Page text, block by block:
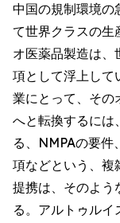
中国の規制環境の
て世界クラスの生
オ医薬品製造は、
項として浮上して
業にとって、その
へと転換するには
る、NMPAの要件
項などという、複
提携は、そのよう
る。アルトゥル